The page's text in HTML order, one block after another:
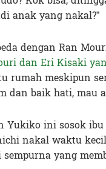
anak yang nakal?”
dengan Ran
dan Eri Kisaki
rumah meskipun
dan baik hati, mau
Yukiko ini sosok
nakal waktu
yang